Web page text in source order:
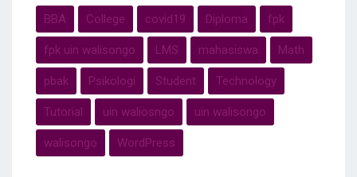
BBA College covid19 Diploma fpk
fpk uin walisongo LMS mahasiswa Math
pbak Psikologi Student Technology
Tutorial uin waliosngo uin walisongo
walisongo WordPress